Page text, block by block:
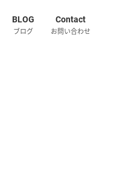
BLOG
ブログ
Contact
お問い合わせ